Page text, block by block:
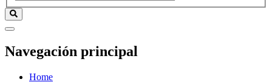
Navegación principal
Home